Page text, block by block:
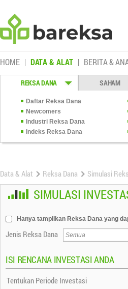
HOME DATA & ALAT BERITA &
REKSA DANA SAHAM
Daftar Reksa Dana
Newcomers
Industri Reksa Dana
Indeks Reksa Dana
Data & Alat Reksa Dana Simulasi
SIMULASI
Hanya tampilkan Reksa Dana yang
Jenis Reksa Dana
ISI RENCANA INVESTASI ANDA
Tentukan Periode Investasi